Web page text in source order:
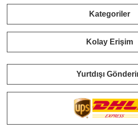
Kategoriler
Kolay Erişim
Yurtdışı